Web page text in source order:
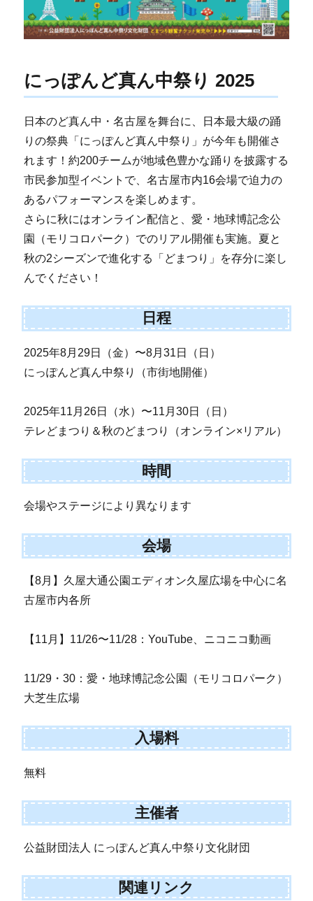
にっぽんど真ん中祭り 2025
日本のど真ん中・名古屋を舞台に、日本最大級の踊
りの祭典「にっぽんど真ん中祭り」が今年も開催さ
れます！約200チームが地域色豊かな踊りを披露する
市民参加型イベントで、名古屋市内16会場で迫力の
あるパフォーマンスを楽しめます。
さらに秋にはオンライン配信と、愛・地球博記念公
園（モリコロパーク）でのリアル開催も実施。夏と
秋の2シーズンで進化する「どまつり」を存分に楽し
んでください！
日程
2025年8月29日（金）〜8月31日（日）
にっぽんど真ん中祭り（市街地開催）
2025年11月26日（水）〜11月30日（日）
テレどまつり＆秋のどまつり（オンライン×リアル）
時間
会場やステージにより異なります
会場
【8月】久屋大通公園エディオン久屋広場を中心に名
古屋市内各所
【11月】11/26〜11/28：YouTube、ニコニコ動画
11/29・30：愛・地球博記念公園（モリコロパーク）
大芝生広場
入場料
無料
主催者
公益財団法人 にっぽんど真ん中祭り文化財団
関連リンク